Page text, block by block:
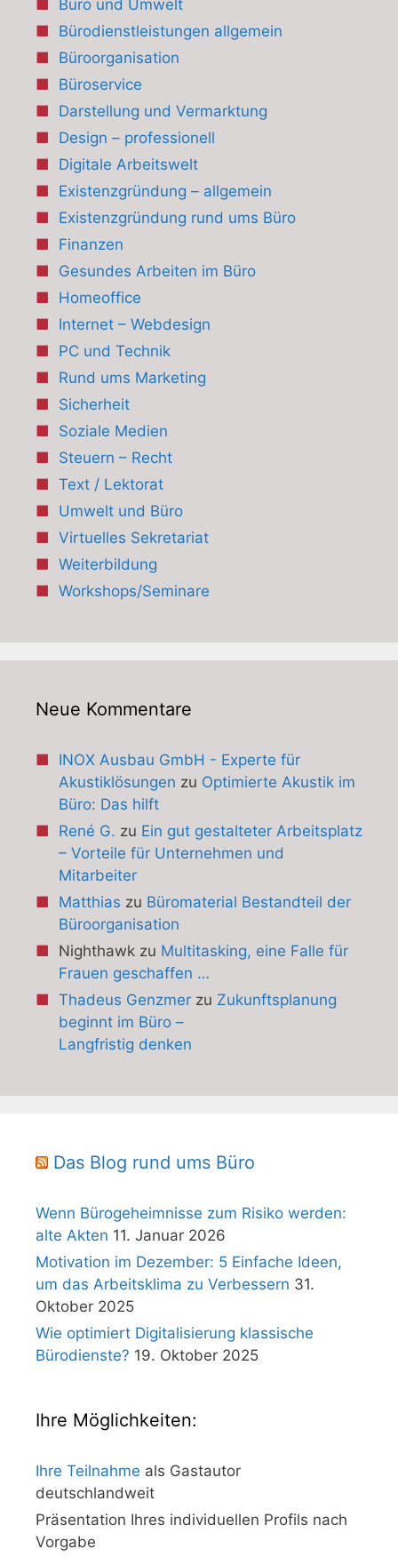
Büro und Umwelt
Bürodienstleistungen allgemein
Büroorganisation
Büroservice
Darstellung und Vermarktung
Design – professionell
Digitale Arbeitswelt
Existenzgründung – allgemein
Existenzgründung rund ums Büro
Finanzen
Gesundes Arbeiten im Büro
Homeoffice
Internet – Webdesign
PC und Technik
Rund ums Marketing
Sicherheit
Soziale Medien
Steuern – Recht
Text / Lektorat
Umwelt und Büro
Virtuelles Sekretariat
Weiterbildung
Workshops/Seminare
Neue Kommentare
INOX Ausbau GmbH - Experte für
Akustiklösungen zu Optimierte Akustik im
Büro: Das hilft
René G. zu Ein gut gestalteter Arbeitsplatz
– Vorteile für Unternehmen und
Mitarbeiter
Matthias zu Büromaterial Bestandteil der
Büroorganisation
Nighthawkzu Multitasking, eine Falle für
Frauen geschaffen …
Thadeus Genzmerzu Zukunftsplanung
beginnt im Büro –
Langfristig denken
Das Blog rund ums Büro
Wenn Bürogeheimnisse zum Risiko werden:
alte Akten 11. Januar 2026
Motivation im Dezember: 5 Einfache Ideen,
um das Arbeitsklima zu Verbessern 31.
Oktober 2025
Wie optimiert Digitalisierung klassische
Bürodienste? 19. Oktober 2025
Ihre Möglichkeiten:
Ihre Teilnahme als Gastautor
deutschlandweit
Präsentation Ihres individuellen Profils nach
Vorgabe